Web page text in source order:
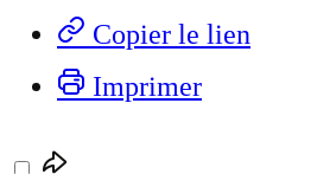
Copier le lien
Imprimer